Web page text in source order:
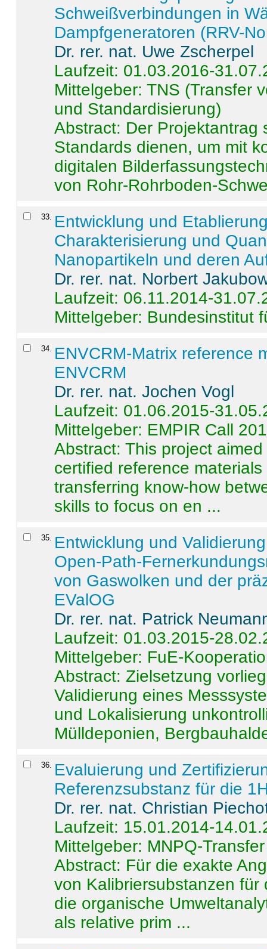
Schweißverbindungen in
Dampfgeneratoren (RRV-
Dr. rer. nat. Uwe Zscherpel
Laufzeit: 01.03.2016-
Mittelgeber: TNS (Transfer
und Standardisierung)
Abstract: Der Projektantrag
Standards dienen, um mit
digitalen
von Rohr-Rohrboden-
33. Entwicklung und
Charakterisierung und
Nanopartikeln und deren
Dr. rer. nat. Norbert
Laufzeit: 06.11.2014-
Mittelgeber: Bundesinstitut
34. ENVCRM-Matrix reference
ENVCRM
Dr. rer. nat. Jochen Vogl
Laufzeit: 01.06.2015-
Mittelgeber: EMPIR Call
Abstract:This project
certified reference
transferring know-how
skills to focus on en ...
35. Entwicklung und
Open-Path-
von Gaswolken und der
EValOG
Dr. rer. nat. Patrick
Laufzeit: 01.03.2015-
Mittelgeber: FuE-
Abstract:Zielsetzung
Validierung eines
und Lokalisierung
Mülldeponien,
36. Evaluierung und
Referenzsubstanz für die
Dr. rer. nat. Christian
Laufzeit: 15.01.2014-
Mittelgeber: MNPQ-Transfer
Abstract: Für die exakte
von Kalibriersubstanzen
die organische
als relative prim ...